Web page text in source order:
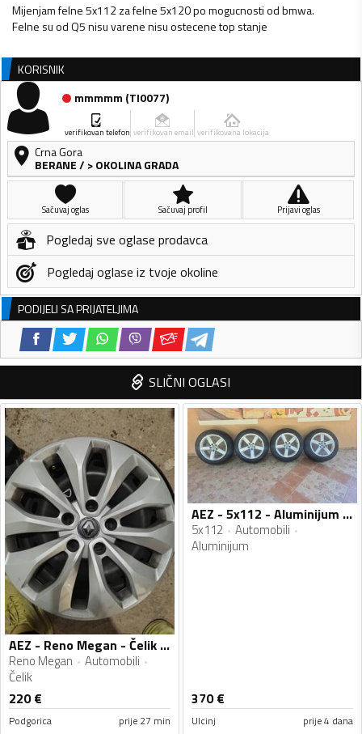
Mijenjam felne 5x112 za felne 5x120 po mogucnosti od bmwa.
Felne su od Q5 nisu varene nisu ostecene top stanje
KORISNIK
mmmmm (TI0077)
verifikovan telefon verifikovan email verifikovana lokacija
Crna Gora
BERANE/ > OKOLINA GRADA
Sačuvaj oglas Sačuvaj profil Prijavi oglas
Pogledaj sve oglase prodavca
Pogledaj oglase iz tvoje okoline
PODIJELI SA PRIJATELJIMA
SLIČNI OGLASI
AEZ - Reno Megan - Čelik felne
Reno Megan
Automobili
Čelik
220€
Podgorica prije 27 min
AEZ - 5x112 - Aluminijum felne
5x112
Automobili
Aluminijum
370€
Ulcinj prije 4 dana